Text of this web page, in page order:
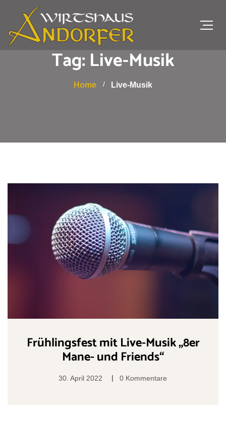
Tag: Live-Musik
Home Live-Musik
Frühlingsfest mit Live-Musik „8er
Mane- und Friends“
30. April 2022 | 0 Kommentare